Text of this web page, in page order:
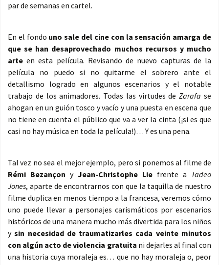
par de semanas en cartel.
En el fondo uno sale del cine con la sensación amarga de
que se han desaprovechado muchos recursos y mucho
arte en esta película. Revisando de nuevo capturas de la
película no puedo si no quitarme el sobrero ante el
detallismo logrado en algunos escenarios y el notable
trabajo de los animadores. Todas las virtudes deZarafa se
ahogan en un guión tosco y vacío y una puesta en escena que
no tiene en cuenta el público que va a ver la cinta (¡si es que
casi no hay música en toda la película!)… Y es una pena.
Tal vez no sea el mejor ejemplo, pero si ponemos al filme de
Rémi Bezançon y Jean-Christophe Lie frente a Tadeo
Jones, aparte de encontrarnos con que la taquilla de nuestro
filme duplica en menos tiempo a la francesa, veremos cómo
uno puede llevar a personajes carismáticos por escenarios
históricos de una manera mucho más divertida para los niños
ysin necesidad de traumatizarles cada veinte minutos
con algún acto de violencia gratuita ni dejarles al final con
una historia cuya moraleja es… que no hay moraleja o, peor